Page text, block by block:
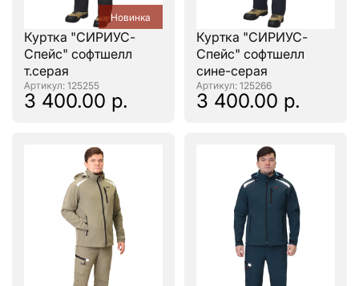
Новинка
Куртка "СИРИУС-
Спейс" софтшелл
т.серая
: 125255
3 400.00 р.
Куртка "СИРИУС-
Спейс" софтшелл
сине-серая
: 125266
3 400.00 р.